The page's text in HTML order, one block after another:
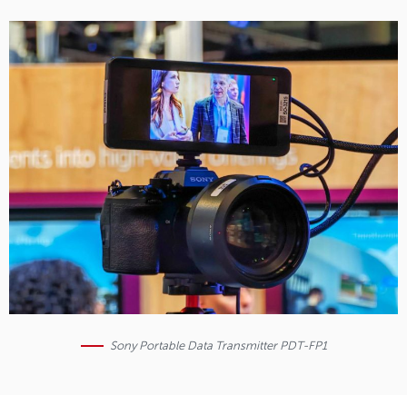
Sony Portable Data Transmitter PDT-FP1